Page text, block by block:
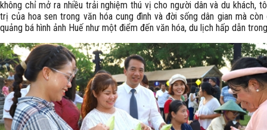
không chỉ mở ra nhiều trải nghiệm thú vị cho người dân và du khách,
trị của hoa sen trong văn hóa cung đình và đời sống dân gian mà còn
quảng bá hình ảnh Huế như một điểm đến văn hóa, du lịch hấp dẫn